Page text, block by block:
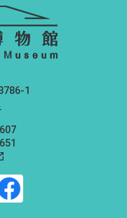
1